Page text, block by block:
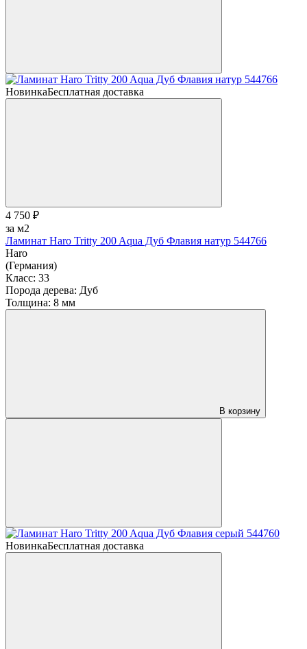
НовинкаБесплатная доставка
4 750 ₽
за м2
Ламинат Haro Tritty 200 Aqua Дуб Флавия натур 544766
Haro
(Германия)
Класс: 33
Порода дерева: Дуб
Толщина: 8 мм
В корзину
НовинкаБесплатная доставка